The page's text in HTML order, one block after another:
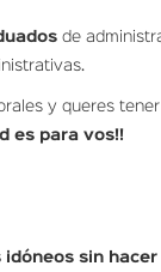
de
y queres
es para vos!!
sin